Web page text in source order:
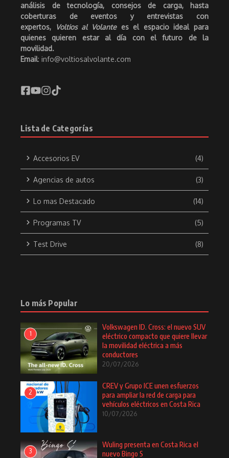
análisis de tecnología, consejos de carga, hasta
coberturas de eventos y entrevistas con
expertos,
Voltios al Volantees el espacio ideal para
quienes quieren estar al día con el futuro de la
movilidad.
Email: info@voltiosalvolante.com
Lista de Categorías
Accesorios EV (4)
Agencias de autos (3)
Lo mas Destacado (14)
Programas TV (5)
Test Drive (8)
Lo más Popular
1
Volkswagen ID. Cross: el nuevo SUV
eléctrico compacto que quiere llevar
la movilidad eléctrica a más
conductores
20/07/2026
2
CREV y Grupo ICE unen esfuerzos
para ampliar la red de carga para
vehículos eléctricos en Costa Rica
10/07/2026
3
Wuling presenta en Costa Rica el
nuevo Bingo S